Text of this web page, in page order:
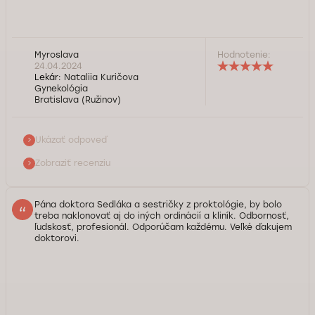
Prajeme vám veľa zdravia.
Služba kontroly kvality Doktorpro
Myroslava
24.04.2024
Lekár: Nataliia Kuričova
Gynekológia
Bratislava (Ružinov)
Hodnotenie:
Ukázať odpoveď
Zobraziť recenziu
Pána doktora Sedláka a sestričky z proktológie, by bolo
treba naklonovať aj do iných ordinácií a kliník. Odbornosť,
ľudskosť, profesionál. Odporúčam každému. Veľké ďakujem
doktorovi.